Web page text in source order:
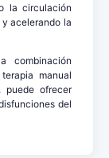
la circulación
acelerando la
combinación
manual
puede ofrecer
del